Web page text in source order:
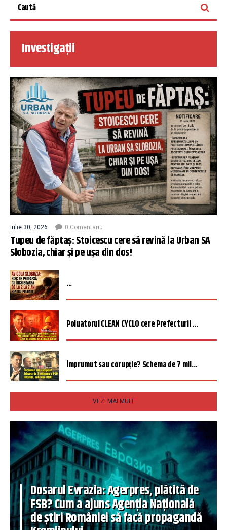
Investigații
iulie 30, 2026 0 Comentariu
Tupeu de făptaș: Stoicescu cere să revină la Urban SA
Slobozia, chiar și pe ușa din dos!
...
Poluatorul CLEAN CYCLO cere Prefecturii ...
Împrumut sau corupție? Schema de 7 mil...
VEZI MAI MULT
Dosarul Evrazia: Agerpres, plătită de
FSB? Cum a ajuns Agenția Națională
de știri României să facă propagandă